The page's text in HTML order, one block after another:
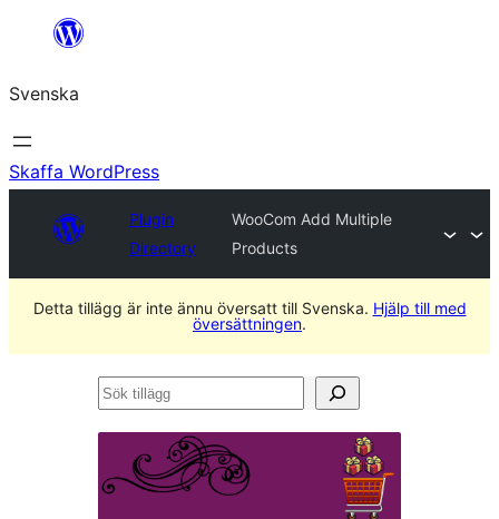
Hoppa
innehåll
Svenska
Skaffa WordPress
Plugin
Directory
WooCom Add Multiple
Products
Detta tillägg är inte ännu översatt till Svenska. Hjälp till med
översättningen.
Sök